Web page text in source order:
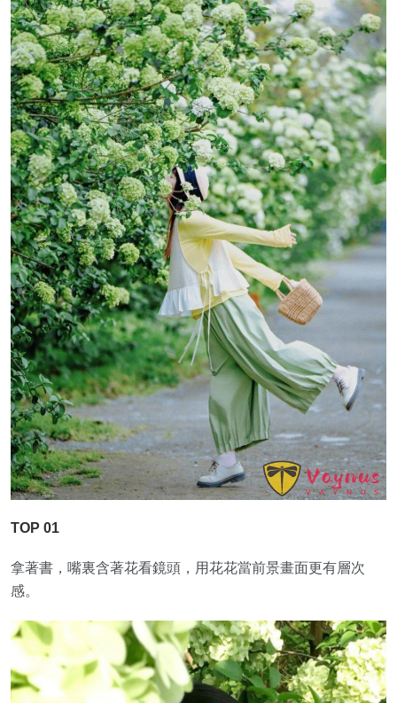
TOP 01
拿著書，嘴裏含著花看鏡頭，用花花當前景畫面更有層次
感。